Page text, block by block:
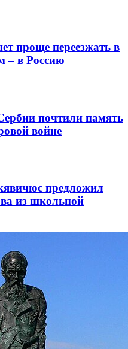
проще переезжать в
– в Россию
почтили память
войне
предложил
из школьной